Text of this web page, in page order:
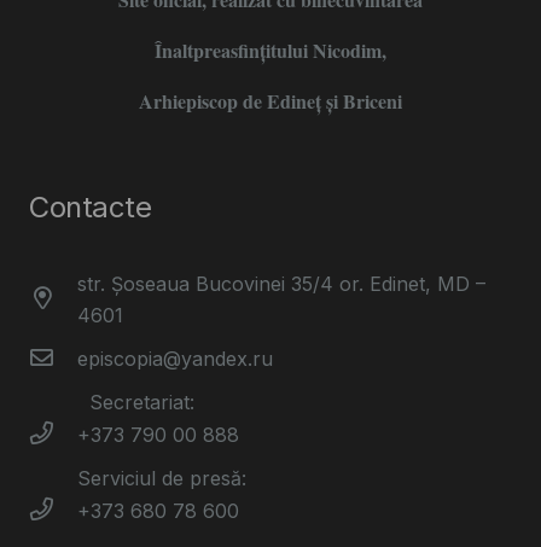
Înaltpreasfințitului Nicodim,
Arhiepiscop de Edineţ şi Briceni
Contacte
str. Șoseaua Bucovinei 35/4 or. Edinet, MD –
4601
episcopia@yandex.ru
Secretariat:
+373 790 00 888
Serviciul de presă:
+373 680 78 600